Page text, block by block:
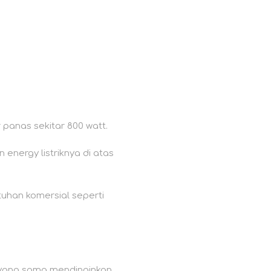
sekitar 800 watt.
energy listriknya di atas
komersial seperti